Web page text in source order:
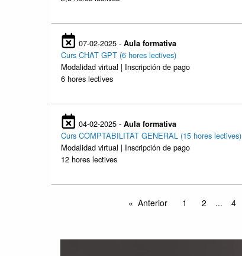
07-02-2025 - Aula formativa
Curs CHAT GPT (6 hores lectives)
Modalidad virtual | Inscripción de pago
6 hores lectives
04-02-2025 - Aula formativa
Curs COMPTABILITAT GENERAL (15 hores lectives)
Modalidad virtual | Inscripción de pago
12 hores lectives
Anterior 1 2 ... 4